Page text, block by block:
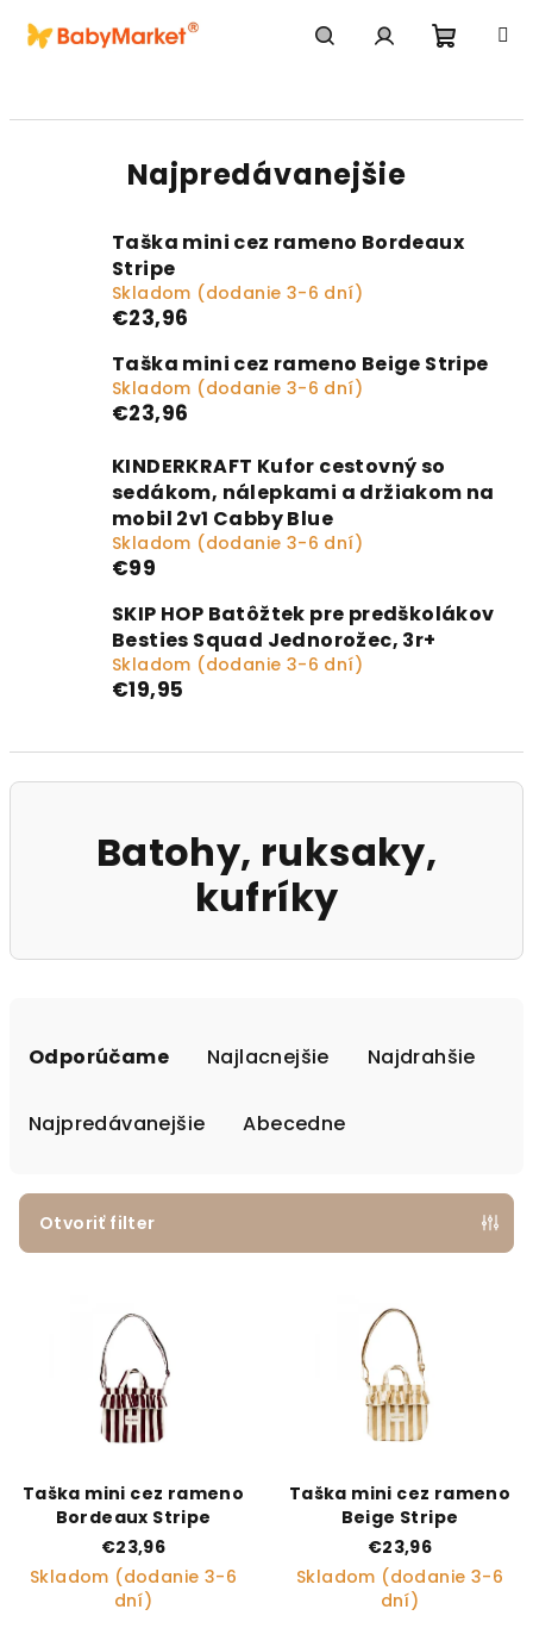
Najpredávanejšie
Taška mini cez rameno Bordeaux
Stripe
Skladom (dodanie 3-6 dní)
€23,96
Taška mini cez rameno Beige Stripe
Skladom (dodanie 3-6 dní)
€23,96
KINDERKRAFT Kufor cestovný so
sedákom, nálepkami a držiakom na
mobil 2v1 Cabby Blue
Skladom (dodanie 3-6 dní)
€99
SKIP HOP Batôžtek pre predškolákov
Besties Squad Jednorožec, 3r+
Skladom (dodanie 3-6 dní)
€19,95
Batohy, ruksaky,
kufríky
Odporúčame Najlacnejšie Najdrahšie
Najpredávanejšie Abecedne
Otvoriť filter
Taška mini cez rameno
Bordeaux Stripe
€23,96
Skladom (dodanie 3-6
dní)
Taška mini cez rameno
Beige Stripe
€23,96
Skladom (dodanie 3-6
dní)